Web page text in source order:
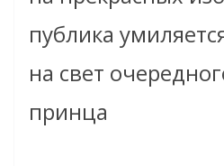
публика
на свет
принца